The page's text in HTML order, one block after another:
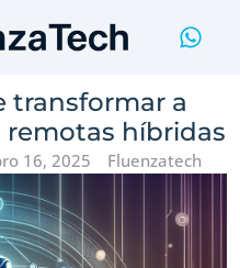
transformar a
híbridas
16, 2025 Fluenzatech